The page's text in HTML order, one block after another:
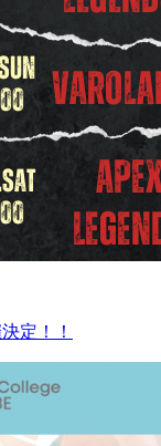
定！！